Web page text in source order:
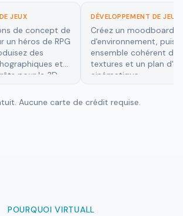
JEUX
puis générez un
de props, de
d'ouverture
ARCHITECTURE &
Générez des rendus
photoréalistes d'une
minimaliste, puis
assets 3D de mobilier
une courte vidéo de
Aucune carte de crédit requise.
POURQUOI VIRTUALL